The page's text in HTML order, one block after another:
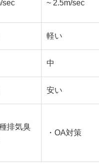
sec ~ 2.5m/sec
軽い
中
安い
排気臭
・OA対策